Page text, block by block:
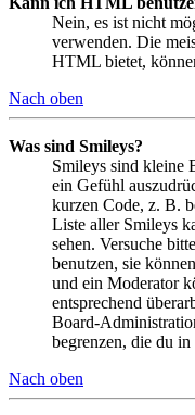
Nein, es ist nicht
verwenden. Die
HTML bietet,
Nach oben
Was sind Smileys?
Smileys sind kleine
ein Gefühl
kurzen Code, z. B.
Liste aller Smileys
sehen. Versuche
benutzen, sie
und ein Moderator
entsprechend
Board-
begrenzen, die du
Nach oben